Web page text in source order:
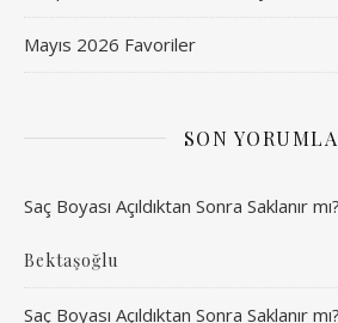
Mayıs 2026 Favoriler
SON
Saç Boyası Açıldıktan Sonra Saklanır mı?
Bektaşoğlu
Saç Boyası Açıldıktan Sonra Saklanır mı?